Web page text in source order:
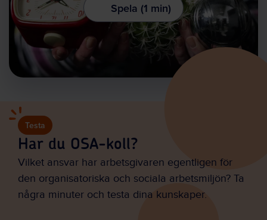
Spela (1 min)
Testa
Har du OSA-koll?
Vilket ansvar har arbetsgivaren egentligen för
den organisatoriska och sociala arbetsmiljön? Ta
några minuter och testa dina kunskaper.